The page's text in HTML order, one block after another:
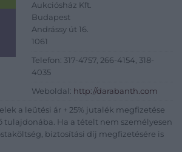
Aukciósház Kft.
Budapest
Andrássy út 16.
1061
Telefon: 317-4757, 266-4154, 318-
4035
Weboldal: http://darabanth.com
a leütési ár + 25% jutalék megfizetése
tulajdonába. Ha a tételt nem személyesen
biztosítási díj megfizetésére is